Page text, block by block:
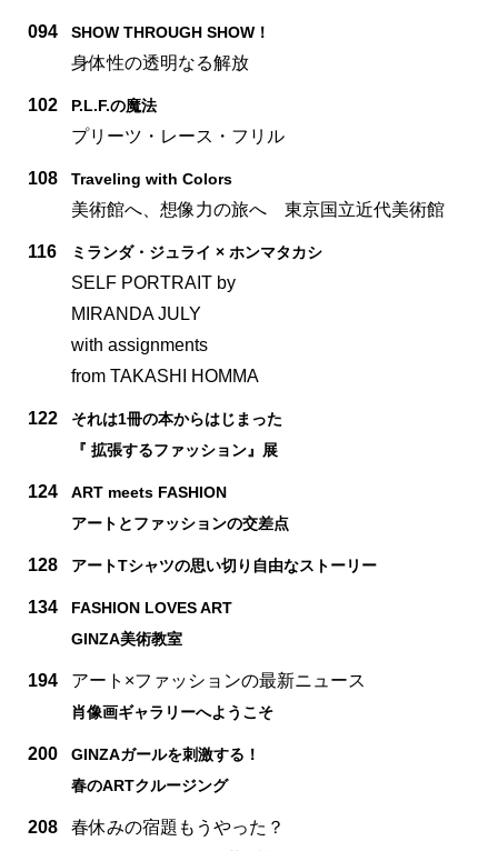
094 SHOW THROUGH SHOW！
身体性の透明なる解放
102 P.L.F.の魔法
プリーツ・レース・フリル
108 Traveling with Colors
美術館へ、想像力の旅へ 東京国立近代美術館
116 ミランダ・ジュライ × ホンマタカシ
SELF PORTRAIT by
MIRANDA JULY
with assignments
from TAKASHI HOMMA
122
それは1冊の本からはじまった
『 拡張するファッション』展
124
ART meets FASHION
アートとファッションの交差点
128 アートTシャツの思い切り自由なストーリー
134
FASHION LOVES ART
GINZA美術教室
194 アート×ファッションの最新ニュース
肖像画ギャラリーへようこそ
200
GINZAガールを刺激する！
春のARTクルージング
208 春休みの宿題もうやった？